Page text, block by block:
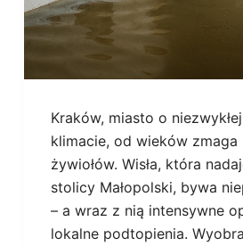
Kraków, miasto o
klimacie, od wieków zmaga
żywiołów. Wisła, która
stolicy Małopolski, bywa
– a wraz z nią intensywne
lokalne podtopienia.